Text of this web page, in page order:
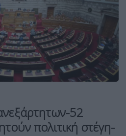
52
πολιτική στέγη-